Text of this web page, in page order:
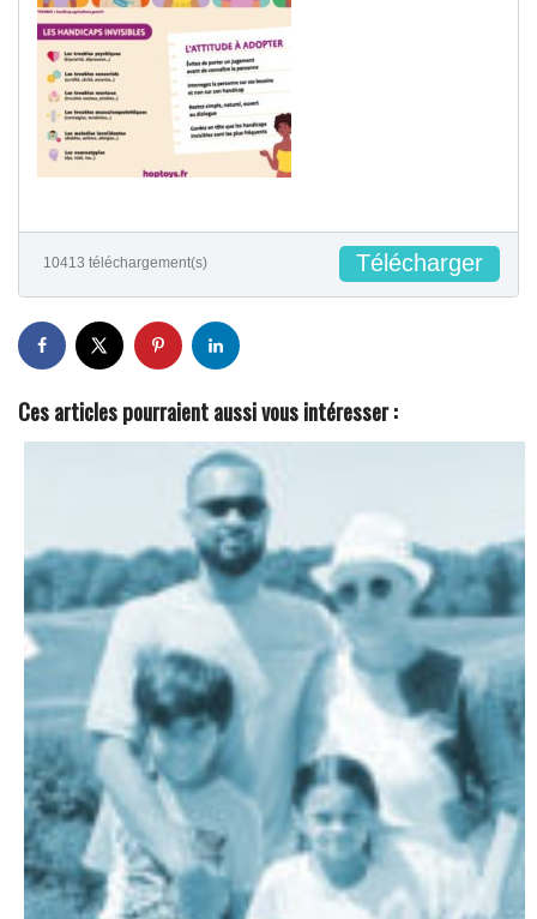
10413 téléchargement(s) Télécharger
Ces articles pourraient aussi vous intéresser :